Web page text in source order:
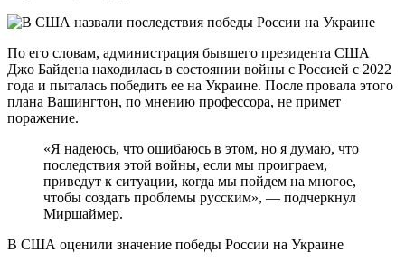
По его словам, администрация бывшего президента США
Джо Байдена находилась в состоянии войны с Россией с 2022
года и пыталась победить ее на Украине. После провала этого
плана Вашингтон, по мнению профессора, не примет
поражение.
«Я надеюсь, что ошибаюсь в этом, но я думаю, что
последствия этой войны, если мы проиграем,
приведут к ситуации, когда мы пойдем на многое,
чтобы создать проблемы русским», — подчеркнул
Миршаймер.
В США оценили значение победы России на Украине